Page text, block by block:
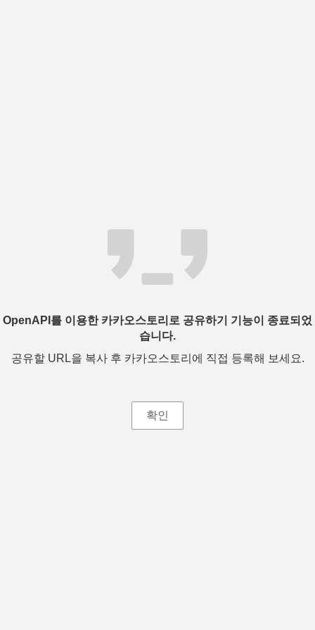
OpenAPI를 이용한 카카오스토리로 공유하기 기능이 종료되었
습니다.
공유할 URL을 복사 후 카카오스토리에 직접 등록해 보세요.
확인